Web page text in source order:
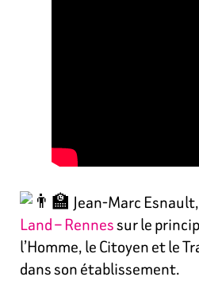
Jean-Marc
Land – Rennessur le
l’Homme, le Citoyen et le
dans son établissement.